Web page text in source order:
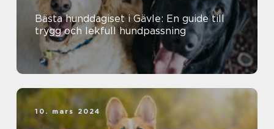
Bästa hunddagiset i Gävle: En guide till
trygg och lekfull hundpassning
10. mars 2024